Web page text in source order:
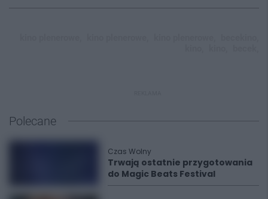
Polecane
Czas Wolny
Trwają ostatnie przygotowania
do Magic Beats Festival